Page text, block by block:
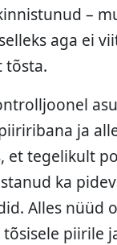
–
aga ei
tõsta.
ja
et tegelikult
ka
Alles nüüd
piirile